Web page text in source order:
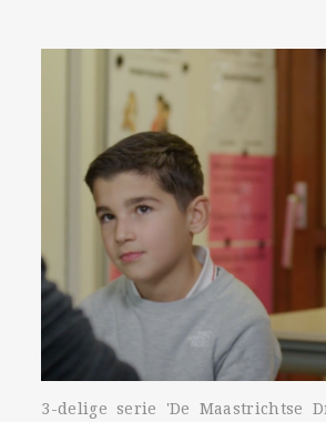
3-delige serie 'De Maastrichtse